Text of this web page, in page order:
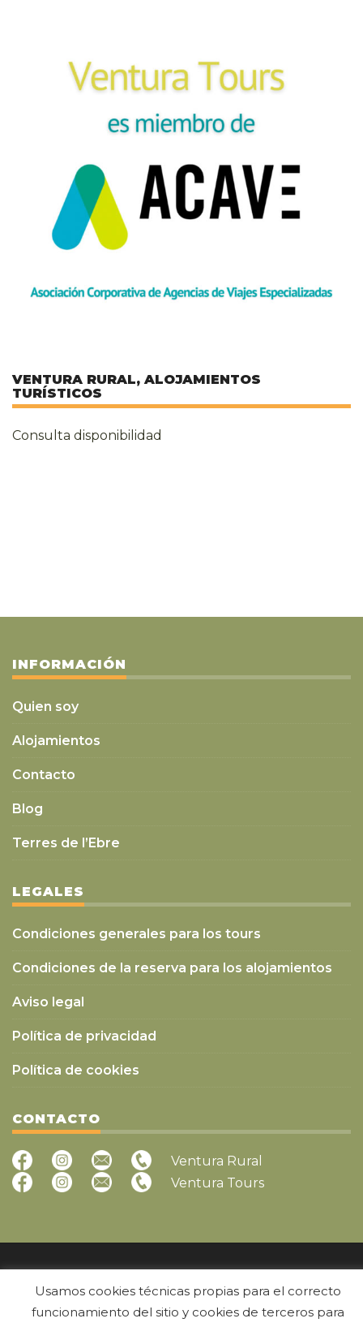
VENTURA RURAL, ALOJAMIENTOS
TURÍSTICOS
Consulta disponibilidad
INFORMACIÓN
Quien soy
Alojamientos
Contacto
Blog
Terres de l’Ebre
LEGALES
Condiciones generales para los tours
Condiciones de la reserva para los alojamientos
Aviso legal
Política de privacidad
Política de cookies
CONTACTO
Ventura Rural
Ventura Tours
de l'Ebre
Usamos cookies técnicas propias para el correcto
funcionamiento del sitio y cookies de terceros para